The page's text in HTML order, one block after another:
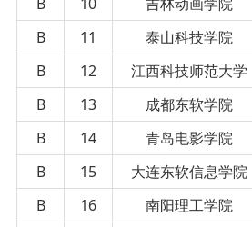
B
11 泰山科技学院
B
12 江西科技师范大学
B
13 成都东软学院
B
14 青岛电影学院
B
15 大连东软信息学院
B
16 南阳理工学院